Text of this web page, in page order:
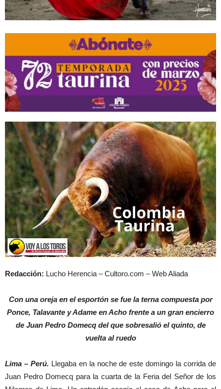
Redacción: Lucho Herencia – Cultoro.com – Web Aliada
Con una oreja en el esportón se fue la terna compuesta por
Ponce, Talavante y Adame en Acho frente a un gran encierro
de Juan Pedro Domecq del que sobresalió el quinto, de
vuelta al ruedo
Lima – Perú. Llegaba en la noche de este domingo la corrida de
Juan Pedro Domecq para la cuarta de la Feria del Señor de los